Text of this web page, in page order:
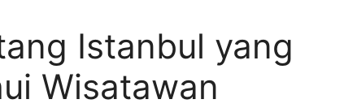
Istanbul yang
Wisatawan